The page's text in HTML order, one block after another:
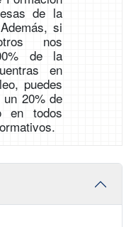
de la
si
nos
de la
en
puedes
20% de
en todos